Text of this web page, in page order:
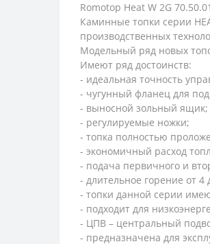
Romotop Heat W 2G
Каминные топки серии
производственных
Модельный ряд новых
Имеют ряд достоинств:
- идеальная точность
- чугунный фланец для
- выносной зольный ящик;
- регулируемые ножки;
- топка полностью
- экономичный расход
- подача первичного и
- длительное горение от
- топки данной серии
- подходит для
- ЦПВ – центральный
- предназначена для